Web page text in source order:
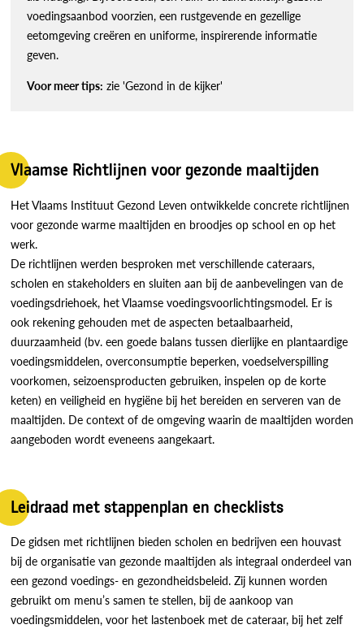
voedingsaanbod voorzien, een rustgevende en gezellige
eetomgeving creëren en uniforme, inspirerende informatie
geven.
Voor meer tips: zie 'Gezond in de kijker'
Vlaamse Richtlijnen voor gezonde maaltijden
Het Vlaams Instituut Gezond Leven ontwikkelde concrete richtlijnen
voor gezonde warme maaltijden en broodjes op school en op het
werk.
De richtlijnen werden besproken met verschillende cateraars,
scholen en stakeholders en sluiten aan bij de aanbevelingen van de
voedingsdriehoek, het Vlaamse voedingsvoorlichtingsmodel. Er is
ook rekening gehouden met de aspecten betaalbaarheid,
duurzaamheid (bv. een goede balans tussen dierlijke en plantaardige
voedingsmiddelen, overconsumptie beperken, voedselverspilling
voorkomen, seizoensproducten gebruiken, inspelen op de korte
keten) en veiligheid en hygiëne bij het bereiden en serveren van de
maaltijden. De context of de omgeving waarin de maaltijden worden
aangeboden wordt eveneens aangekaart.
Leidraad met stappenplan en checklists
De gidsen met richtlijnen bieden scholen en bedrijven een houvast
bij de organisatie van gezonde maaltijden als integraal onderdeel van
een gezond voedings- en gezondheidsbeleid. Zij kunnen worden
gebruikt om menu’s samen te stellen, bij de aankoop van
voedingsmiddelen, voor het lastenboek met de cateraar, bij het zelf